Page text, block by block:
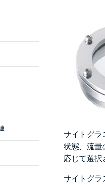
サイトグラ
状態、流量
応じて選択
サイトグラ